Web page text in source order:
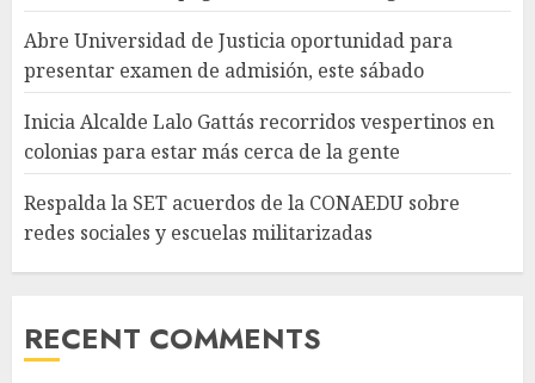
Abre Universidad de Justicia oportunidad para
presentar examen de admisión, este sábado
Inicia Alcalde Lalo Gattás recorridos vespertinos en
colonias para estar más cerca de la gente
Respalda la SET acuerdos de la CONAEDU sobre
redes sociales y escuelas militarizadas
RECENT COMMENTS